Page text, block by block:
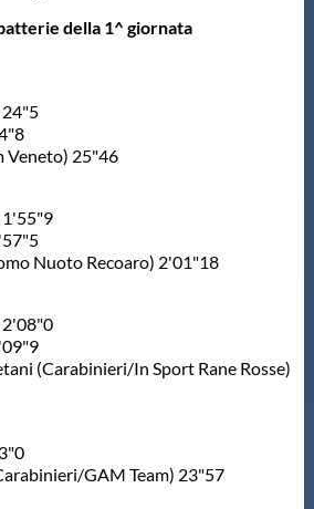
della 1^ giornata
Veneto) 25"46
Nuoto Recoaro) 2'01"18
(Carabinieri/In Sport Rane Rosse)
GAM Team) 23"57